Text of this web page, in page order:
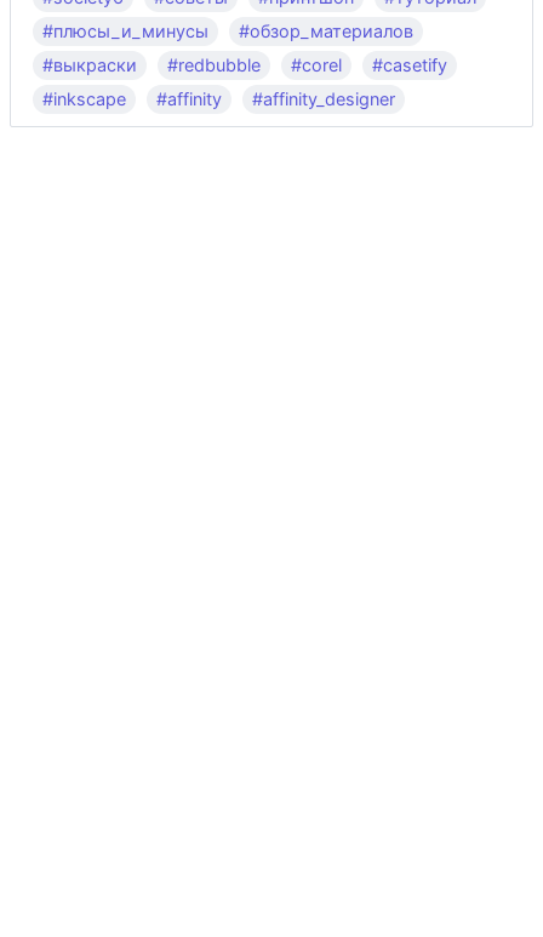
#плюсы_и_минусы
#обзор_материалов
#выкраски
#redbubble #corel
#casetify
#inkscape
#affinity #affinity_designer